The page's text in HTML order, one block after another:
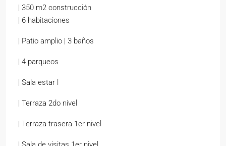
| 350 m2 construcción
| 6 habitaciones
| Patio amplio | 3 baños
| 4 parqueos
| Sala estar l
| Terraza 2do nivel
| Terraza trasera 1er nivel